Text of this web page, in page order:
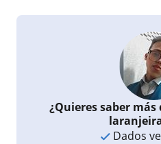
¿Quieres saber
Dados